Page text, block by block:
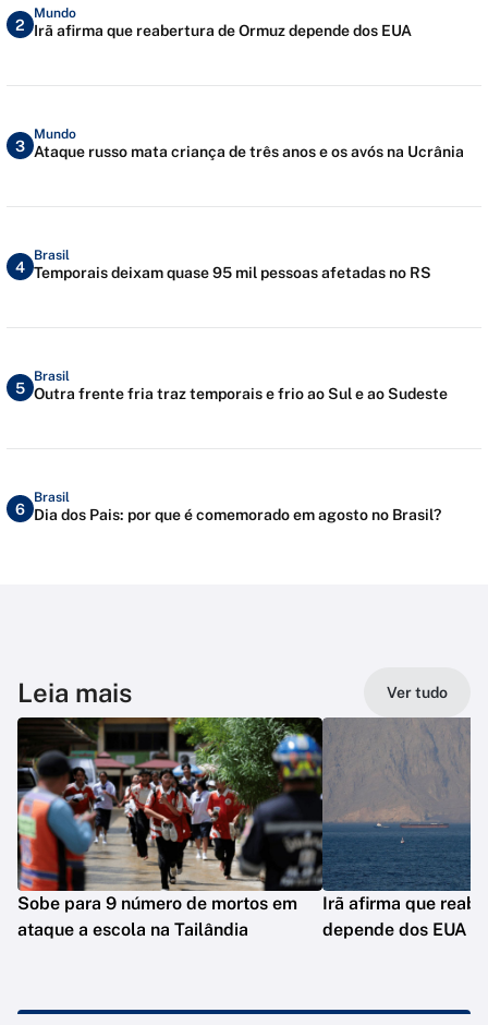
2
Mundo
Irã afirma que reabertura de Ormuz depende dos EUA
3
Mundo
Ataque russo mata criança de três anos e os avós na Ucrânia
4
Brasil
Temporais deixam quase 95 mil pessoas afetadas no RS
5
Brasil
Outra frente fria traz temporais e frio ao Sul e ao Sudeste
6
Brasil
Dia dos Pais: por que é comemorado em agosto no Brasil?
Leia mais Ver tudo
Sobe para 9 número de mortos em
ataque a escola na Tailândia
Irã afirma que
depende dos EUA